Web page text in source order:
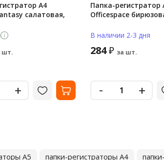
А4
салатовая,
шт.
+
Папка-регистратор
Officespace
В наличии 2-3 дня
284₽ за шт.
- +
А5 папки-регистраторы А4